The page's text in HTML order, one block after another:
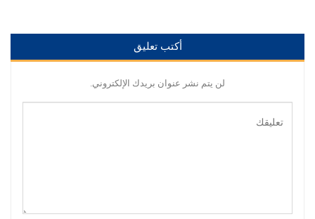
أكتب تعليق
لن يتم نشر عنوان بريدك الإلكتروني.